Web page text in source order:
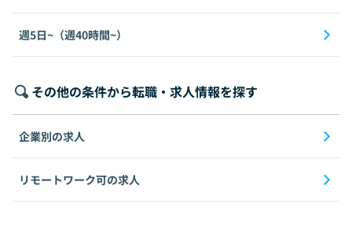
週5日~（週40時間~）
その他の条件から転職・求人情報を探す
企業別の求人
リモートワーク可の求人